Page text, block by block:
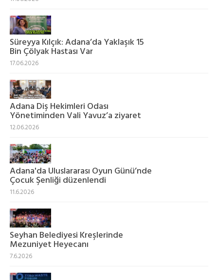
Süreyya Kılçık: Adana’da Yaklaşık 15
Bin Çölyak Hastası Var
17.06.2026
Adana Diş Hekimleri Odası
Yönetiminden Vali Yavuz’a ziyaret
12.06.2026
Adana'da Uluslararası Oyun Günü’nde
Çocuk Şenliği düzenlendi
11.6.2026
Seyhan Belediyesi Kreşlerinde
Mezuniyet Heyecanı
7.6.2026